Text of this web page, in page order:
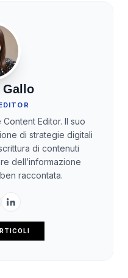
Gallo
Editor. Il suo
di strategie digitali
di contenuti
dell’informazione
raccontata.